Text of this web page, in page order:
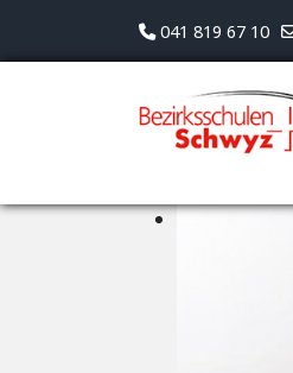
041 819 67 10